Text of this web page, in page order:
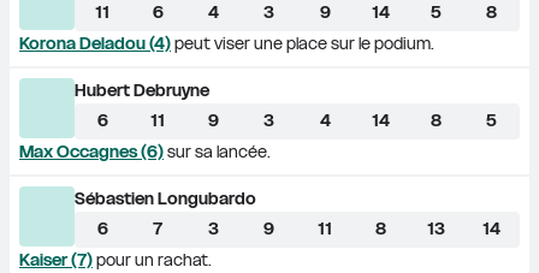
11
6 4 3 9 14 5
8
Korona Deladou (4) peut viser une place sur le podium.
Hubert Debruyne
6
11 9 3 4 14 8
5
Max Occagnes (6) sur sa lancée.
Sébastien Longubardo
6
7 3 9 11 8 13
14
Kaiser (7) pour un rachat.